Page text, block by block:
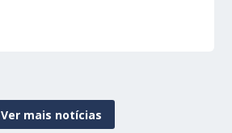
Ver mais notícias